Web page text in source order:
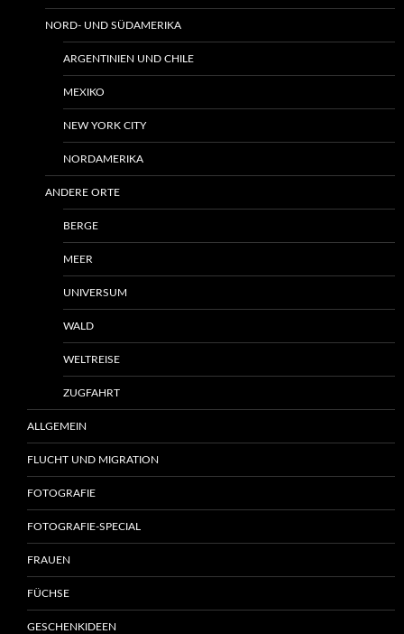
NORD- UND SÜDAMERIKA
ARGENTINIEN UND CHILE
MEXIKO
NEW YORK CITY
NORDAMERIKA
ANDERE ORTE
BERGE
MEER
UNIVERSUM
WALD
WELTREISE
ZUGFAHRT
ALLGEMEIN
FLUCHT UND MIGRATION
FOTOGRAFIE
FOTOGRAFIE-SPECIAL
FRAUEN
FÜCHSE
GESCHENKIDEEN